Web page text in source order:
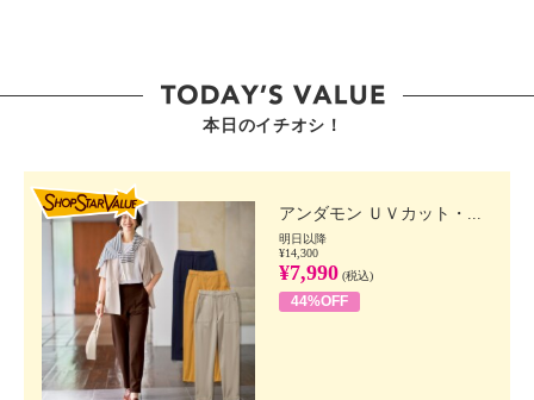
本日のイチオシ！
アンダモン ＵＶカット・...
明日以降
¥14,300
¥7,990 (税込)
44%OFF